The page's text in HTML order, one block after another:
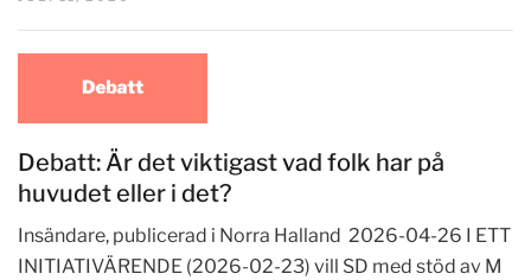
Debatt: Är det viktigast vad folk har på
huvudet eller i det?
Insändare, publicerad i Norra Halland 2026-04-26 I ETT
INITIATIVÄRENDE (2026-02-23) vill SD med stöd av M